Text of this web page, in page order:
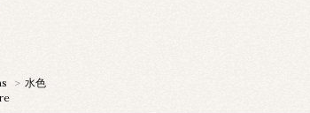
> 水色